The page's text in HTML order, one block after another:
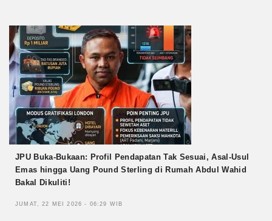
JPU Buka-Bukaan: Profil Pendapatan Tak Sesuai, Asal-Usul
Emas hingga Uang Pound Sterling di Rumah Abdul Wahid
Bakal Dikuliti!
JUMAT, 22 MEI 2026 - 06:29 WIB